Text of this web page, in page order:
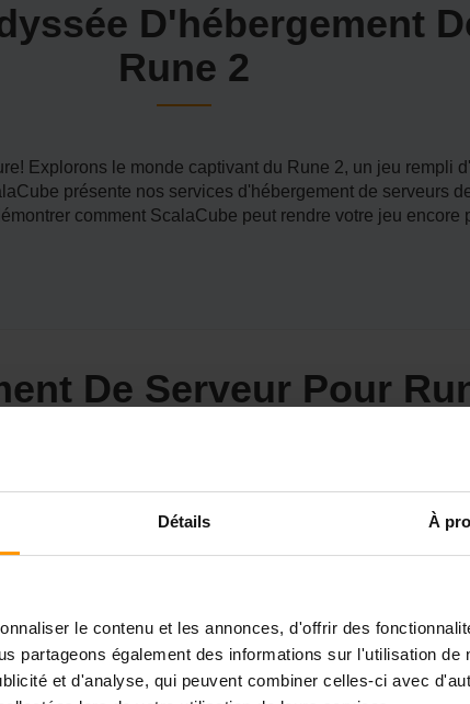
Détails À
le contenu et les annonces, d'offrir des
partageons également des informations sur l'utilisation de
et d'analyse, qui peuvent combiner celles-ci avec
D'hébergement
Rune 2
Explorons le monde captivant du Rune 2, un jeu rempli
présente nos services d'hébergement de serveurs
comment ScalaCube peut rendre votre jeu
De Serveur Pour
fidèle, et c'est ce que l'hébergement du serveur
glitch dans le monde actif de Rune 2. Fialogining
pour démarrer en douceur votre voyage sur le
fabriquiez des armes mythiques ou que vous battiez
de jeu de premier ordre. Choisissez ScalaCube